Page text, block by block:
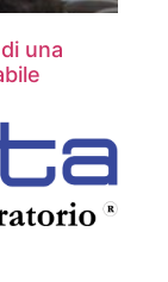
una